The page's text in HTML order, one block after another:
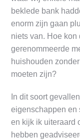
beklede bank
enorm zijn gaan
niets van. Hoe kon
gerenommeerde
huishouden
moeten zijn?
In dit soort
eigenschappen en
en kijk ik uiteraard
hebben